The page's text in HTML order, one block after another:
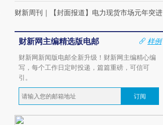
财新周刊 ｜ 【封面报道】电力现货市场元年突进
财新网主编精选版电邮
样例
财新网新闻版电邮全新升级！财新网主编精心编
写，每个工作日定时投递，篇篇重磅，可信可
引。
订阅